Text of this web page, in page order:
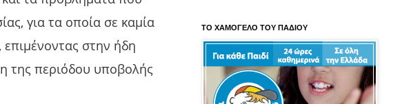
για τα οποία σε καμία
επιμένοντας στην ήδη
της περιόδου υποβολής
ΤΟ ΧΑΜΟΓΕΛΟ ΤΟΥ ΠΑΔΙΟΥ